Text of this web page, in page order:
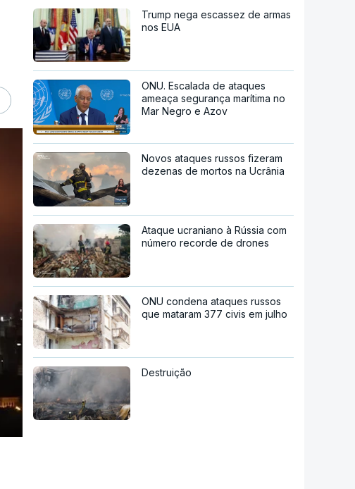
Trump nega escassez de armas
nos EUA
ONU. Escalada de ataques
ameaça segurança marítima no
Mar Negro e Azov
Novos ataques russos fizeram
dezenas de mortos na Ucrânia
Ataque ucraniano à Rússia com
número recorde de drones
ONU condena ataques russos
que mataram 377 civis em julho
Destruição